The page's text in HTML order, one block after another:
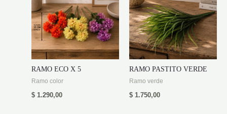
RAMO ECO X 5
Ramo color
$ 1.290,00
RAMO PASTITO VERDE
Ramo verde
$ 1.750,00